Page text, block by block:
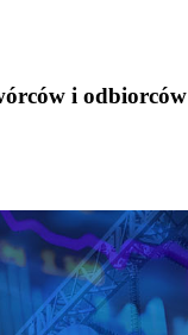
i odbiorców